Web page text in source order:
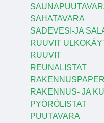
SAHATAVARA
SADEVESI-JA
RUUVIT
RUUVIT
REUNALISTAT
RAKENNUS- JA
PYÖRÖLISTAT
PUUTAVARA